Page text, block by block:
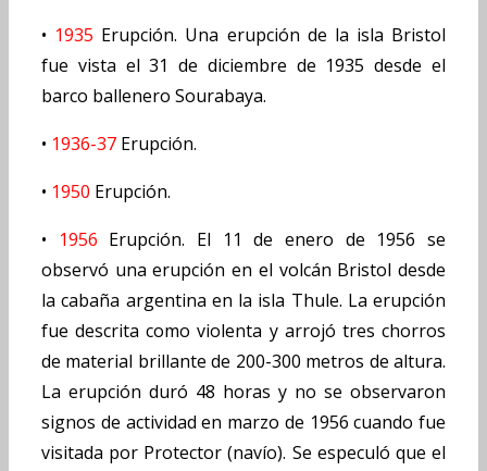
• 1935 Erupción. Una erupción de la isla Bristol
fue vista el 31 de diciembre de 1935 desde el
barco ballenero Sourabaya.
• 1936-37 Erupción.
• 1950 Erupción.
•
1956 Erupción. El 11 de enero de 1956 se
observó una erupción en el volcán Bristol desde
la cabaña argentina en la isla Thule. La erupción
fue descrita como violenta y arrojó tres chorros
de material brillante de 200-300 metros de altura.
La erupción duró 48 horas y no se observaron
signos de actividad en marzo de 1956 cuando fue
visitada por Protector (navío). Se especuló que el